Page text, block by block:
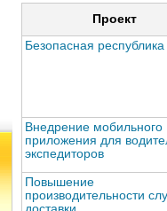
Проект
Безопасная республика
Внедрение мобильного
приложения для
экспедиторов
Повышение
производительности